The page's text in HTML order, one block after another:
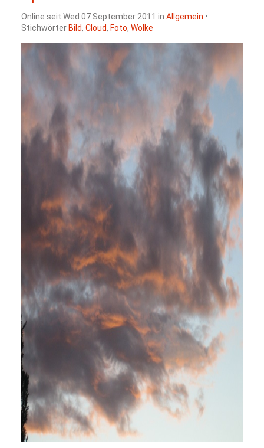
Online seit Wed 07 September 2011 in Allgemein •
Stichwörter Bild, Cloud, Foto, Wolke